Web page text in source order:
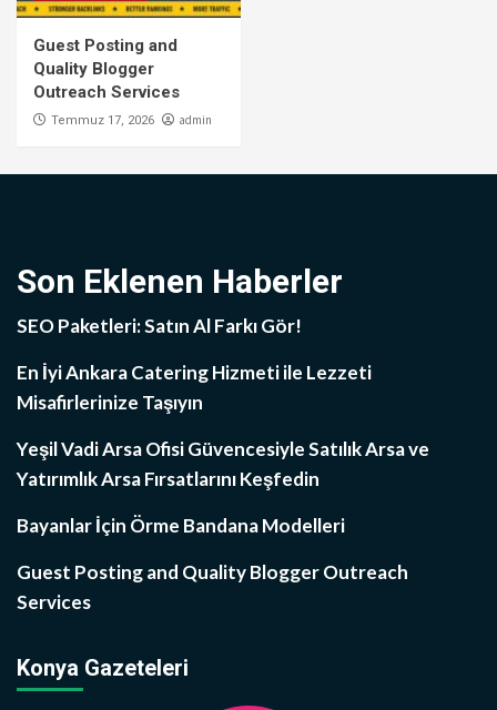
Guest Posting and
Quality Blogger
Outreach Services
Temmuz 17, 2026 admin
Son Eklenen Haberler
SEO Paketleri: Satın Al Farkı Gör!
En İyi Ankara Catering Hizmeti ile Lezzeti
Misafirlerinize Taşıyın
Yeşil Vadi Arsa Ofisi Güvencesiyle Satılık Arsa ve
Yatırımlık Arsa Fırsatlarını Keşfedin
Bayanlar İçin Örme Bandana Modelleri
Guest Posting and Quality Blogger Outreach
Services
Konya Gazeteleri